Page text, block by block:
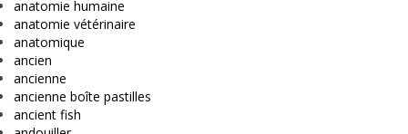
anatomie humaine
anatomie vétérinaire
anatomique
ancien
ancienne
ancienne boîte pastilles
ancient fish